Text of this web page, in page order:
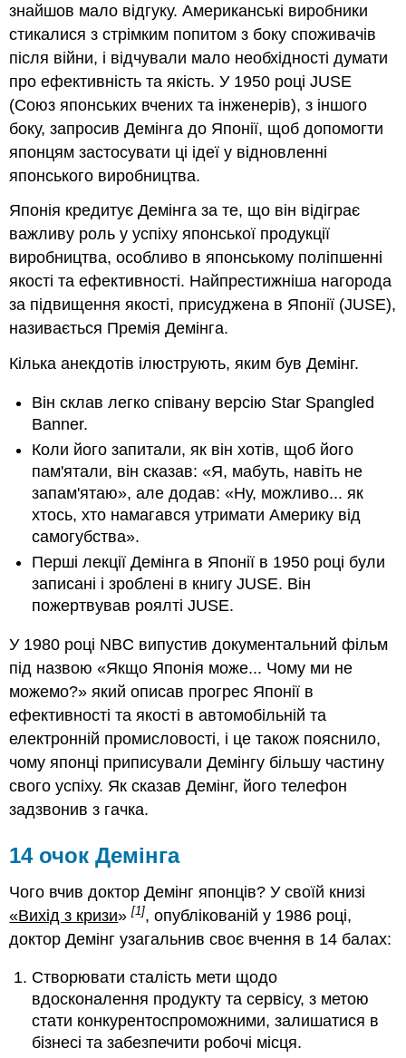
знайшов мало відгуку. Американські виробники
стикалися з стрімким попитом з боку споживачів
після війни, і відчували мало необхідності думати
про ефективність та якість. У 1950 році JUSE
(Союз японських вчених та інженерів), з іншого
боку, запросив Демінга до Японії, щоб допомогти
японцям застосувати ці ідеї у відновленні
японського виробництва.
Японія кредитує Демінга за те, що він відіграє
важливу роль у успіху японської продукції
виробництва, особливо в японському поліпшенні
якості та ефективності. Найпрестижніша нагорода
за підвищення якості, присуджена в Японії (JUSE),
називається Премія Демінга.
Кілька анекдотів ілюструють, яким був Демінг.
Він склав легко співану версію Star Spangled
Banner.
Коли його запитали, як він хотів, щоб його
пам'ятали, він сказав: «Я, мабуть, навіть не
запам'ятаю», але додав: «Ну, можливо... як
хтось, хто намагався утримати Америку від
самогубства».
Перші лекції Демінга в Японії в 1950 році були
записані і зроблені в книгу JUSE. Він
пожертвував роялті JUSE.
У 1980 році NBC випустив документальний фільм
під назвою «Якщо Японія може... Чому ми не
можемо?» який описав прогрес Японії в
ефективності та якості в автомобільній та
електронній промисловості, і це також пояснило,
чому японці приписували Демінгу більшу частину
свого успіху. Як сказав Демінг, його телефон
задзвонив з гачка.
14 очок Демінга
Чого вчив доктор Демінг японців? У своїй книзі
«Вихід з кризи»[1], опублікованій у 1986 році,
доктор Демінг узагальнив своє вчення в 14 балах:
Створювати сталість мети щодо
вдосконалення продукту та сервісу, з метою
стати конкурентоспроможними, залишатися в
бізнесі та забезпечити робочі місця.